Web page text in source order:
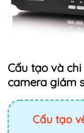
Cấu tạo và
camera giám
Cấu tạo